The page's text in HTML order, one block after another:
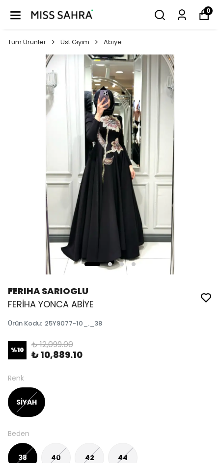
0
Tüm Ürünler Üst Giyim Abiye
FERIHA SARIOGLU
FERİHA YONCA ABİYE
Ürün Kodu: 25Y9077-10_._38
%10 ₺ 12,099.00
₺ 10,889.10
Renk
SİYAH
Beden
38 40 42 44